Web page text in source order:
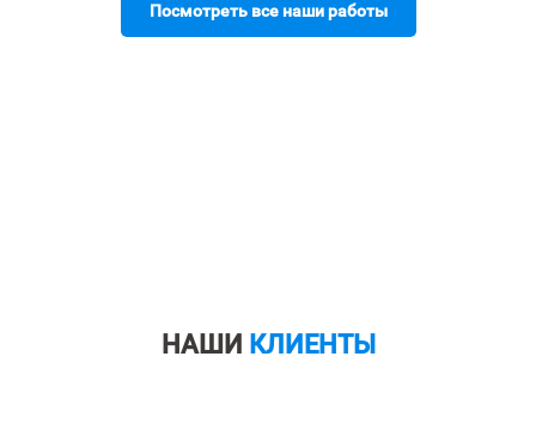
Посмотреть все наши работы
НАШИ КЛИЕНТЫ